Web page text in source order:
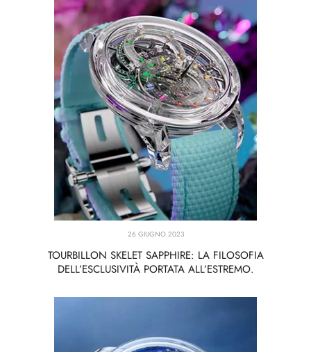
26 GIUGNO 2023
TOURBILLON SKELET SAPPHIRE: LA FILOSOFIA
DELL’ESCLUSIVITÀ PORTATA ALL’ESTREMO.